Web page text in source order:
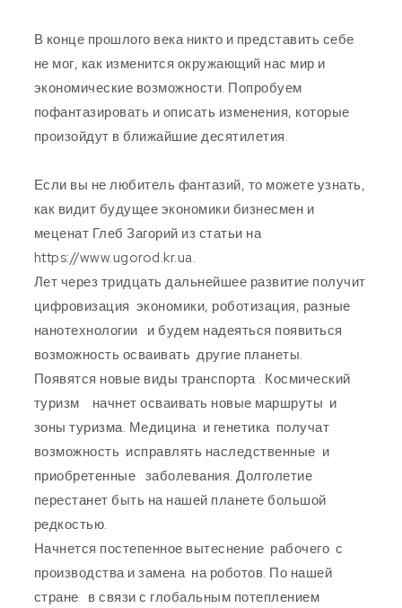
В конце прошлого века никто и представить себе
не мог, как изменится окружающий нас мир и
экономические возможности. Попробуем
пофантазировать и описать изменения, которые
произойдут в ближайшие десятилетия.
Если вы не любитель фантазий, то можете узнать,
как видит будущее экономики бизнесмен и
меценат Глеб Загорий из статьи на
https://www.ugorod.kr.ua.
Лет через тридцать дальнейшее развитие получит
цифровизация экономики, роботизация, разные
нанотехнологии и будем надеяться появиться
возможность осваивать другие планеты.
Появятся новые виды транспорта . Космический
туризм начнет осваивать новые маршруты и
зоны туризма. Медицина и генетика получат
возможность исправлять наследственные и
приобретенные заболевания. Долголетие
перестанет быть на нашей планете большой
редкостью.
Начнется постепенное вытеснение рабочего с
производства и замена на роботов. По нашей
стране в связи с глобальным потеплением